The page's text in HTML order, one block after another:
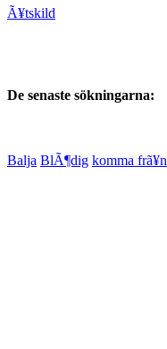
Ã¥tskild
De senaste sökningarna:
Balja BlÃ¶dig komma frã¥n